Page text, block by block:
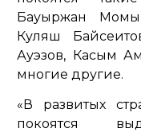
Бауыржан
Куляш
Ауэзов, Касым
многие другие.
«В развитых
покоятся